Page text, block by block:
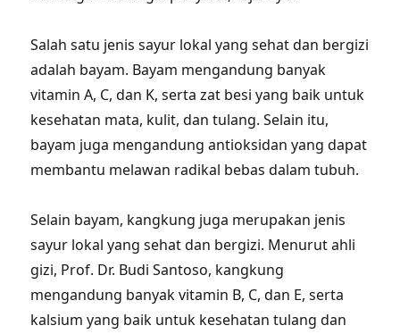
Salah satu jenis sayur lokal yang sehat dan bergizi
adalah bayam. Bayam mengandung banyak
vitamin A, C, dan K, serta zat besi yang baik untuk
kesehatan mata, kulit, dan tulang. Selain itu,
bayam juga mengandung antioksidan yang dapat
membantu melawan radikal bebas dalam tubuh.
Selain bayam, kangkung juga merupakan jenis
sayur lokal yang sehat dan bergizi. Menurut ahli
gizi, Prof. Dr. Budi Santoso, kangkung
mengandung banyak vitamin B, C, dan E, serta
kalsium yang baik untuk kesehatan tulang dan